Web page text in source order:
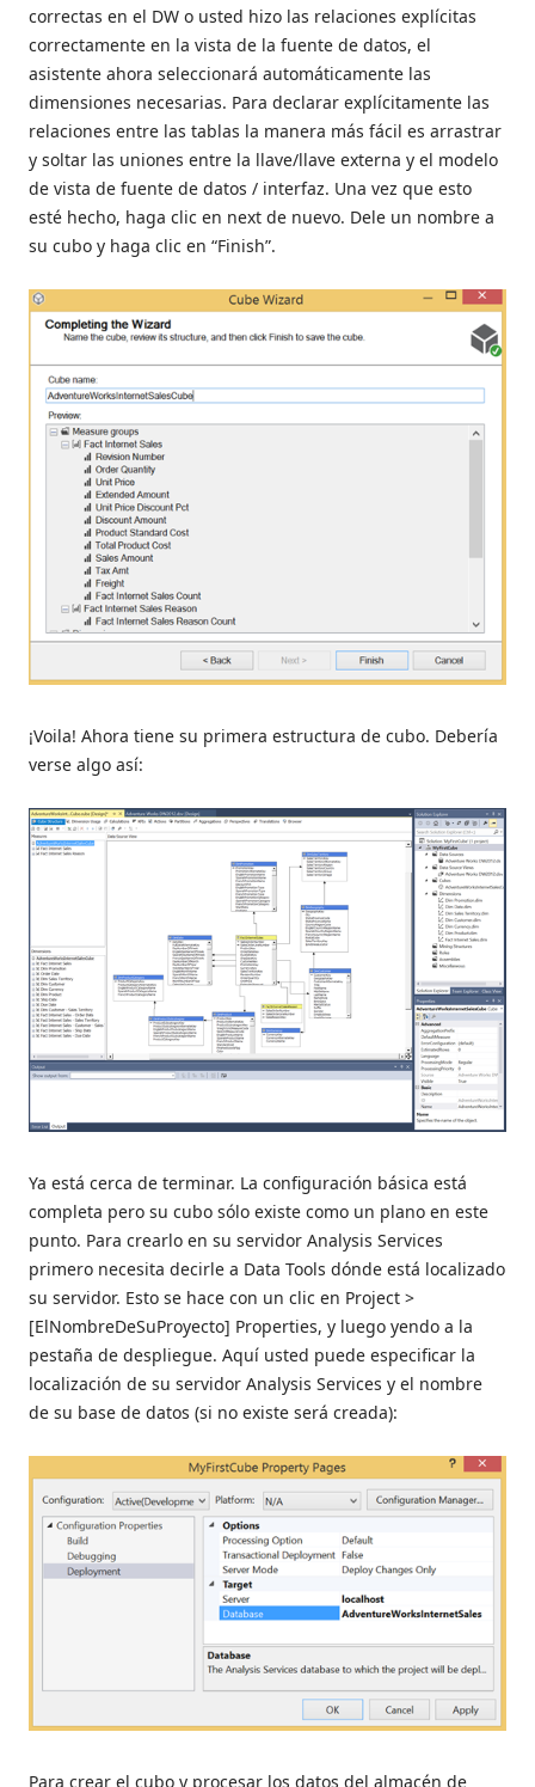
correctas en el DW o usted hizo las relaciones explícitas
correctamente en la vista de la fuente de datos, el
asistente ahora seleccionará automáticamente las
dimensiones necesarias. Para declarar explícitamente las
relaciones entre las tablas la manera más fácil es arrastrar
y soltar las uniones entre la llave/llave externa y el modelo
de vista de fuente de datos / interfaz. Una vez que esto
esté hecho, haga clic en next de nuevo. Dele un nombre a
su cubo y haga clic en “Finish”.
¡Voila! Ahora tiene su primera estructura de cubo. Debería
verse algo así:
Ya está cerca de terminar. La configuración básica está
completa pero su cubo sólo existe como un plano en este
punto. Para crearlo en su servidor Analysis Services
primero necesita decirle a Data Tools dónde está localizado
su servidor. Esto se hace con un clic en Project >
[ElNombreDeSuProyecto] Properties, y luego yendo a la
pestaña de despliegue. Aquí usted puede especificar la
localización de su servidor Analysis Services y el nombre
de su base de datos (si no existe será creada):
Para crear el cubo y procesar los datos del almacén de